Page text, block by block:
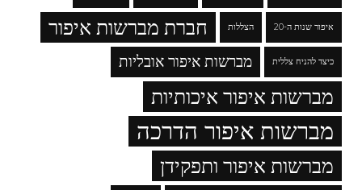
איפור שנות ה-20 הצללות חברת מברשות איפור
כיצד להניח צללית מברשות איפור אובליות
מברשות איפור איכותיות
מברשות איפור הדרכה
מברשות איפור ותפקידן